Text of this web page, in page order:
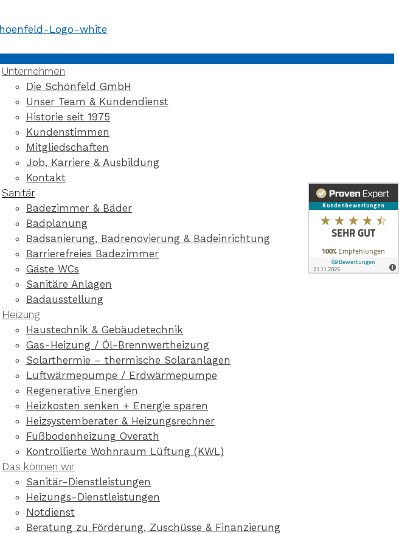
Unternehmen
Die Schönfeld GmbH
Unser Team & Kundendienst
Historie seit 1975
Kundenstimmen
Mitgliedschaften
Job, Karriere & Ausbildung
Kontakt
Sanitär
Badezimmer & Bäder
Badplanung
Badsanierung, Badrenovierung & Badeinrichtung
Barrierefreies Badezimmer
Gäste WCs
Sanitäre Anlagen
Badausstellung
Heizung
Haustechnik & Gebäudetechnik
Gas-Heizung / Öl-Brennwertheizung
Solarthermie – thermische Solaranlagen
Luftwärmepumpe / Erdwärmepumpe
Regenerative Energien
Heizkosten senken + Energie sparen
Heizsystemberater & Heizungsrechner
Fußbodenheizung Overath
Kontrollierte Wohnraum Lüftung (KWL)
Das können wir
Sanitär-Dienstleistungen
Heizungs-Dienstleistungen
Notdienst
Beratung zu Förderung, Zuschüsse & Finanzierung